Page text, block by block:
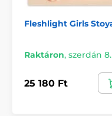
Fleshlight Girls
Raktáron, szerdán
25 180 Ft